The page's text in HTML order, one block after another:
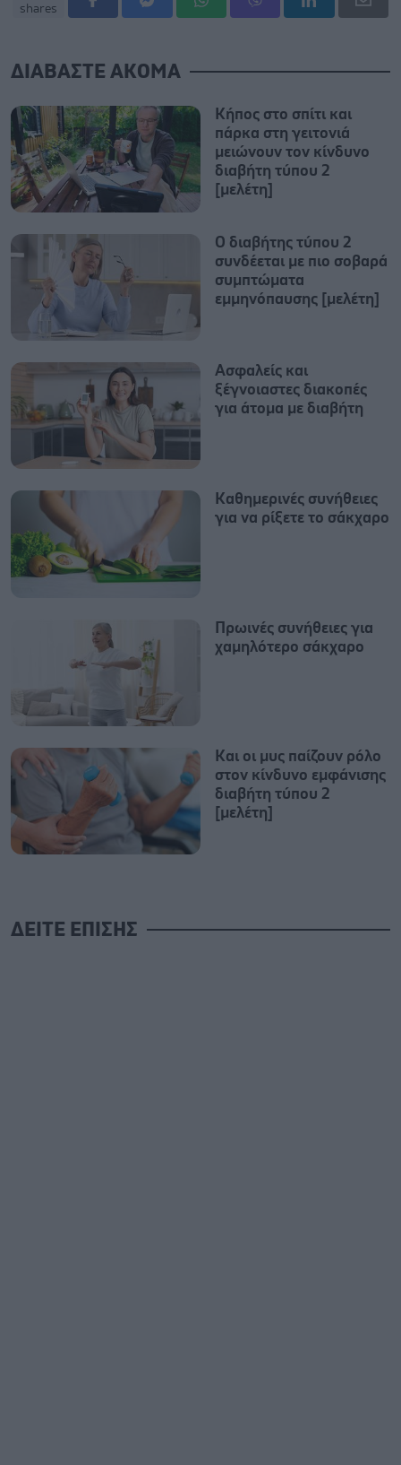
shares
ΔΙΑΒΑΣΤΕ ΑΚΟΜΑ
Κήπος στο σπίτι και
πάρκα στη γειτονιά
μειώνουν τον κίνδυνο
διαβήτη τύπου 2
[μελέτη]
Ο διαβήτης τύπου 2
συνδέεται με πιο σοβαρά
συμπτώματα
εμμηνόπαυσης [μελέτη]
Ασφαλείς και
ξέγνοιαστες διακοπές
για άτομα με διαβήτη
Καθημερινές συνήθειες
για να ρίξετε το σάκχαρο
Πρωινές συνήθειες για
χαμηλότερο σάκχαρο
Και οι μυς παίζουν ρόλο
στον κίνδυνο εμφάνισης
διαβήτη τύπου 2
[μελέτη]
ΔΕΙΤΕ ΕΠΙΣΗΣ